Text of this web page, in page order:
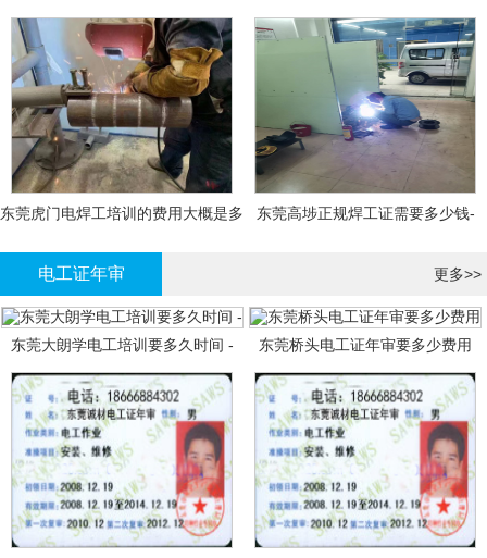
工证大概多少钱?
东莞虎门电焊工培训的费用大概是多
东莞高埗正规焊工证需要多少钱-
电工证年审 更多>>
东莞大朗学电工培训要多久时间 - 东莞桥头电工证年审要多少费用